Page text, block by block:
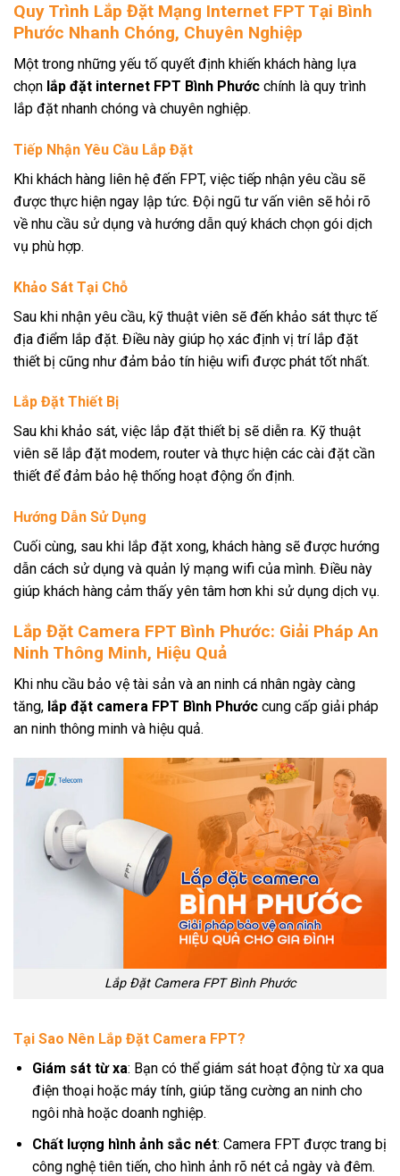
Quy Trình Lắp Đặt Mạng Internet FPT Tại Bình
Phước Nhanh Chóng, Chuyên Nghiệp
Một trong những yếu tố quyết định khiến khách hàng lựa
chọn lắp đặt internet FPT Bình Phước chính là quy trình
lắp đặt nhanh chóng và chuyên nghiệp.
Tiếp Nhận Yêu Cầu Lắp Đặt
Khi khách hàng liên hệ đến FPT, việc tiếp nhận yêu cầu sẽ
được thực hiện ngay lập tức. Đội ngũ tư vấn viên sẽ hỏi rõ
về nhu cầu sử dụng và hướng dẫn quý khách chọn gói dịch
vụ phù hợp.
Khảo Sát Tại Chỗ
Sau khi nhận yêu cầu, kỹ thuật viên sẽ đến khảo sát thực tế
địa điểm lắp đặt. Điều này giúp họ xác định vị trí lắp đặt
thiết bị cũng như đảm bảo tín hiệu wifi được phát tốt nhất.
Lắp Đặt Thiết Bị
Sau khi khảo sát, việc lắp đặt thiết bị sẽ diễn ra. Kỹ thuật
viên sẽ lắp đặt modem, router và thực hiện các cài đặt cần
thiết để đảm bảo hệ thống hoạt động ổn định.
Hướng Dẫn Sử Dụng
Cuối cùng, sau khi lắp đặt xong, khách hàng sẽ được hướng
dẫn cách sử dụng và quản lý mạng wifi của mình. Điều này
giúp khách hàng cảm thấy yên tâm hơn khi sử dụng dịch vụ.
Lắp Đặt Camera FPT Bình Phước: Giải Pháp An
Ninh Thông Minh, Hiệu Quả
Khi nhu cầu bảo vệ tài sản và an ninh cá nhân ngày càng
tăng, lắp đặt camera FPT Bình Phước cung cấp giải pháp
an ninh thông minh và hiệu quả.
Lắp Đặt Camera FPT Bình Phước
Tại Sao Nên Lắp Đặt Camera FPT?
Giám sát từ xa: Bạn có thể giám sát hoạt động từ xa qua
điện thoại hoặc máy tính, giúp tăng cường an ninh cho
ngôi nhà hoặc doanh nghiệp.
Chất lượng hình ảnh sắc nét: Camera FPT được trang bị
công nghệ tiên tiến, cho hình ảnh rõ nét cả ngày và đêm.